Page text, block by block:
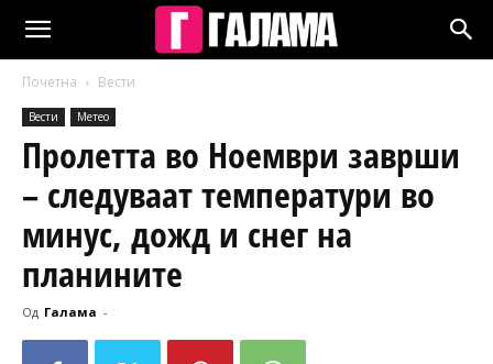
Почетна Вести
Вести Метео
Пролетта во Ноември заврши
– следуваат температури во
минус, дожд и снег на
планините
Од Галама -